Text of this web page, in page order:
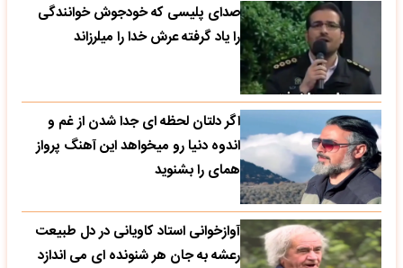
صدای پلیسی که خودجوش خوانندگی
را یاد گرفته عرش خدا را میلرزاند
اگر دلتان لحظه ای جدا شدن از غم و
اندوه دنیا رو میخواهد این آهنگ پرواز
همای را بشنوید
آوازخوانی استاد کاویانی در دل طبیعت
رعشه به جان هر شنونده ای می اندازد